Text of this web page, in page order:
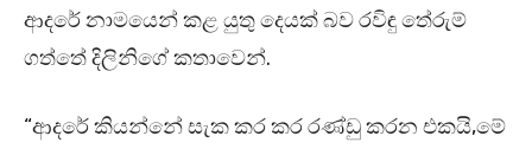
ආදරේ නාමයෙන් කළ යුතු දෙයක් බව රවිඳු තේරුම්
ගත්තේ දිලිනිගේ කතාවෙන්.
“ආදරේ කියන්නේ සැක කර කර රණ්ඩු කරන එකයි,මේ